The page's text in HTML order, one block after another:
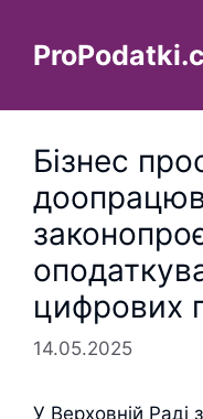
вмісту
Бізнес
цифрових
14.05.2025
У Верховній Раді